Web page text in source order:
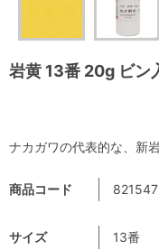
岩黄 13番 20g ビン
商品コード 821547
サイズ 13番
ナカガワの代表的な、新